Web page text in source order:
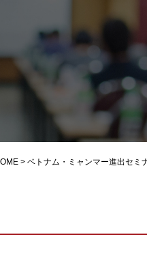
> ベトナム・ミャンマー進出セミ